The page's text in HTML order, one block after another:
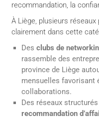
recommandation, la
À Liège, plusieurs
clairement dans cette
Desclubs de
rassemble des
province de Liège
mensuelles favorisant
collaborations.
Des réseaux
recommandation